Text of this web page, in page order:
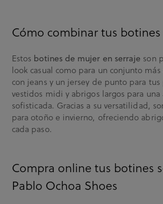
Cómo combinar tus
Estos botines de mujer en serraje son
look casual como para un conjunto
con jeans y un jersey de punto para
vestidos midi y abrigos largos para una
sofisticada. Gracias a su versatilidad,
para otoño e invierno, ofreciendo
cada paso.
Compra online tus botines
Pablo Ochoa Shoes